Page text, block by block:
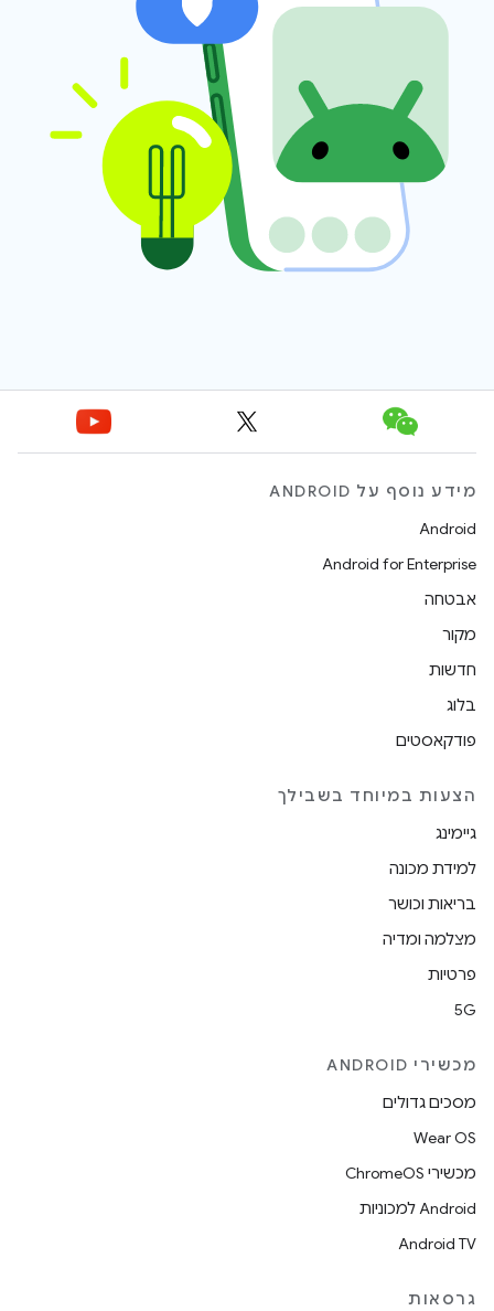
מידע נוסף על ANDROID
Android
Android for Enterprise
אבטחה
מקור
חדשות
בלוג
פודקאסטים
הצעות במיוחד בשבילך
גיימינג
למידת מכונה
בריאות וכושר
מצלמה ומדיה
פרטיות
5G
מכשירי ANDROID
מסכים גדולים
Wear OS
מכשירי ChromeOS
Android למכוניות
Android TV
גרסאות